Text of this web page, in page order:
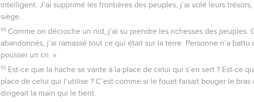
intelligent. J’ai supprimé les frontières des peuples, j’ai volé leurs
siège.
14 Comme on décroche un nid, j’ai su prendre les richesses des peuples.
abandonnés, j’ai ramassé tout ce qui était sur la terre. Personne n’a
pousser un cri. »
15 Est-ce que la hache se vante à la place de celui qui s’en sert ? Est-ce
place de celui qui l’utilise ? C’est comme si le fouet faisait bouger le
dirigeait la main qui le tient.